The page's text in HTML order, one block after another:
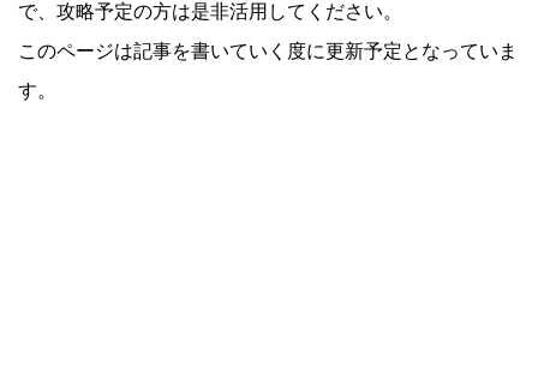
で、攻略予定の方は是非活用してください。
このページは記事を書いていく度に更新予定となっていま
す。